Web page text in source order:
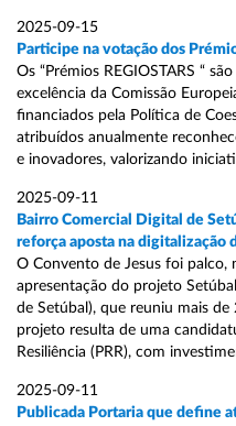
2025-09-15
Participe na votação dos
Os “Prémios REGIOSTARS “
excelência da Comissão
financiados pela Política de
atribuídos anualmente
e inovadores, valorizando
2025-09-11
Bairro Comercial Digital de
reforça aposta na digitalização
O Convento de Jesus foi palco,
apresentação do projeto
de Setúbal), que reuniu mais
projeto resulta de uma
Resiliência (PRR), com
2025-09-11
Publicada Portaria que define